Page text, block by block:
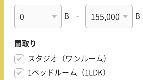
B - B
間取り
スタジオ（ワンルーム）
1ベッドルーム（1LDK）